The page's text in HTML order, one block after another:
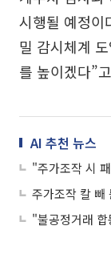
시행될 예정이
밀 감시체계
를 높이겠다”
AI 추천 뉴스
"주가조작 시